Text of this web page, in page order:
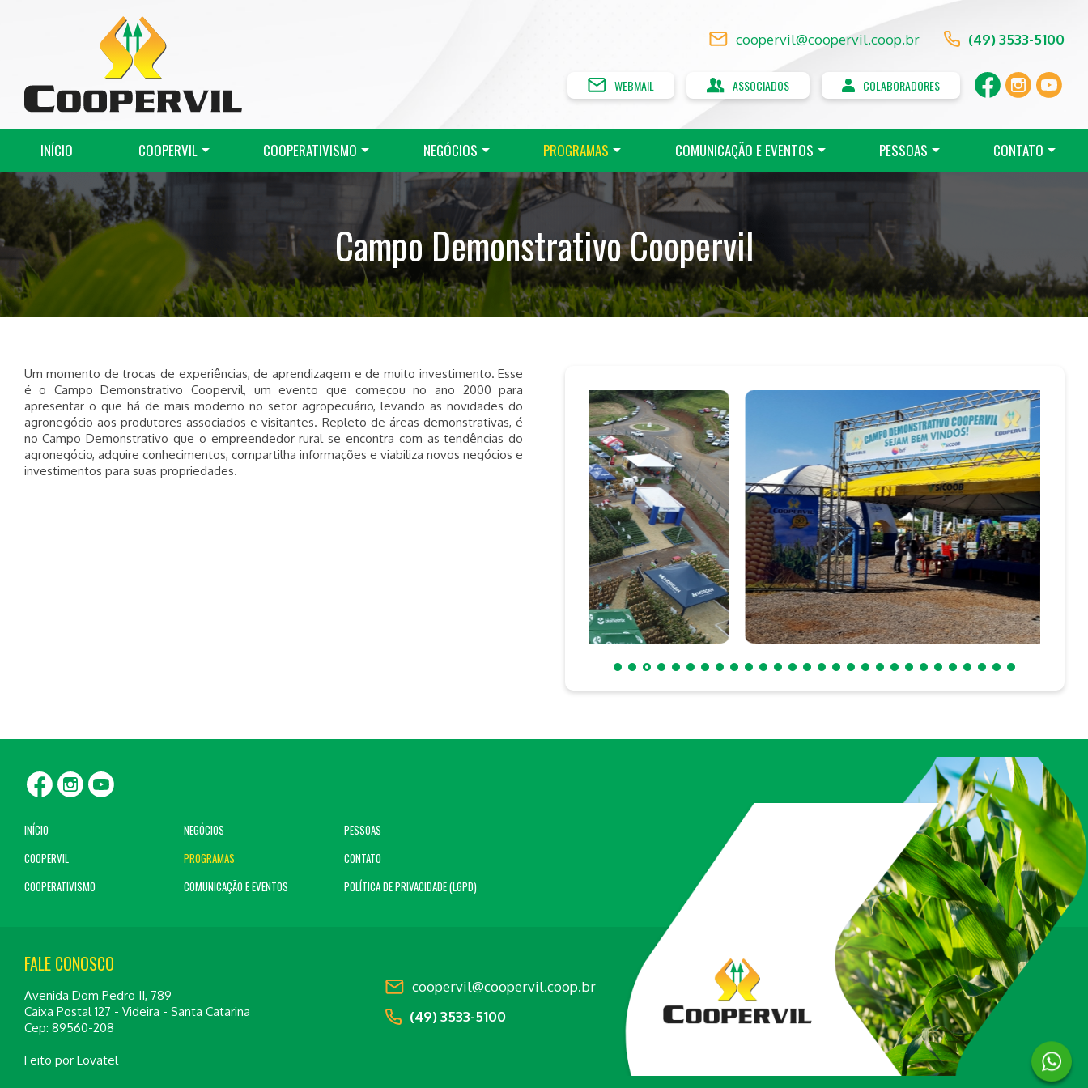
coopervil@coopervil.coop.br (49) 3533-5100
WEBMAIL ASSOCIADOS COLABORADORES
INÍCIO COOPERVIL COOPERATIVISMO NEGÓCIOS PROGRAMAS COMUNICAÇÃO E EVENTOS PESSOAS CONTATO
Campo Demonstrativo Coopervil
Um momento de trocas de experiências, de aprendizagem e de muito investimento. Esse
é o Campo Demonstrativo Coopervil, um evento que começou no ano 2000 para
apresentar o que há de mais moderno no setor agropecuário, levando as novidades do
agronegócio aos produtores associados e visitantes. Repleto de áreas demonstrativas, é
no Campo Demonstrativo que o empreendedor rural se encontra com as tendências do
agronegócio, adquire conhecimentos, compartilha informações e viabiliza novos negócios e
investimentos para suas propriedades.
INÍCIO NEGÓCIOS
PESSOAS
COOPERVIL
PROGRAMAS
CONTATO
COOPERATIVISMO
COMUNICAÇÃO E EVENTOS POLÍTICA DE PRIVACIDADE (LGPD)
FALE CONOSCO
Avenida Dom Pedro II, 789
Caixa Postal 127 - Videira - Santa Catarina
Cep: 89560-208
coopervil@coopervil.coop.br
(49) 3533-5100
Feito por Lovatel